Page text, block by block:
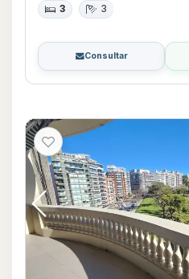
3 3
Consultar